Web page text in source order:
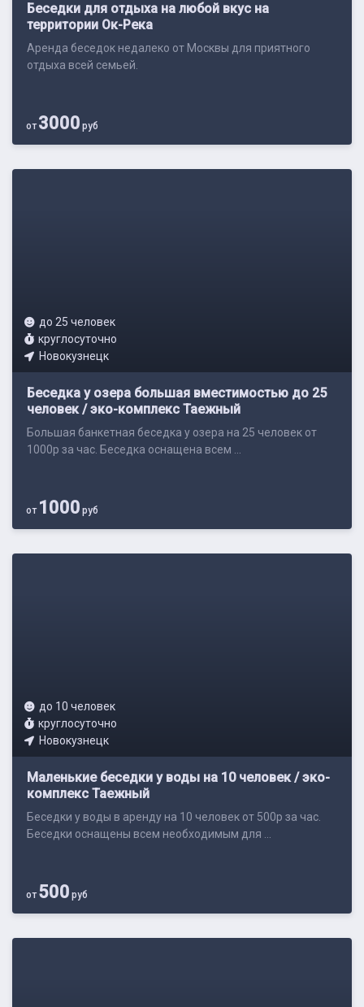
Беседки для отдыха на любой вкус на
территории Ок-Река
Аренда беседок недалеко от Москвы для приятного
отдыха всей семьей.
от3000 руб
до 25 человек
круглосуточно
Новокузнецк
Беседка у озера большая вместимостью до 25
человек / эко-комплекс Таежный
Большая банкетная беседка у озера на 25 человек от
1000р за час. Беседка оснащена всем ...
от 1000 руб
до 10 человек
круглосуточно
Новокузнецк
Маленькие беседки у воды на 10 человек / эко-
комплекс Таежный
Беседки у воды в аренду на 10 человек от 500р за час.
Беседки оснащены всем необходимым для ...
от500 руб